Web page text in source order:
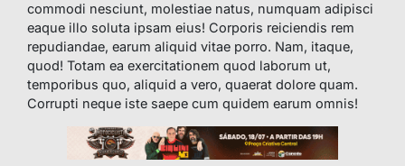
commodi nesciunt, molestiae natus, numquam adipisci
eaque illo soluta ipsam eius! Corporis reiciendis rem
repudiandae, earum aliquid vitae porro. Nam, itaque,
quod! Totam ea exercitationem quod laborum ut,
temporibus quo, aliquid a vero, quaerat dolore quam.
Corrupti neque iste saepe cum quidem earum omnis!